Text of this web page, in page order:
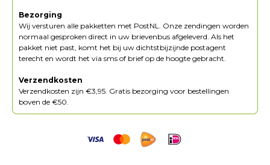
Bezorging
Wij versturen alle pakketten met PostNL. Onze zendingen worden
normaal gesproken direct in uw brievenbus afgeleverd. Als het
pakket niet past, komt het bij uw dichtstbijzijnde postagent
terecht en wordt het via sms of brief op de hoogte gebracht.
Verzendkosten
Verzendkosten zijn €3,95. Gratis bezorging voor bestellingen
boven de €50.